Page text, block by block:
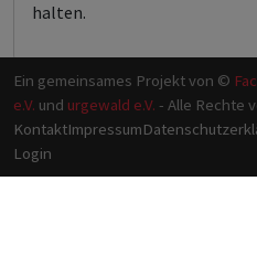
halten.
Ein gemeinsames Projekt von ©
e.V. und urgewald e.V. - Alle Rechte
KontaktImpressum
Login